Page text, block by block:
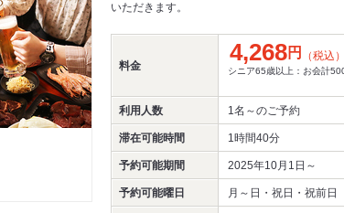
いただきます。
料金 4,268円 （税込）
シニア65歳以上：お会計
利用人数 1名～のご予約
滞在可能時間 1時間40分
予約可能期間 2025年10月1日～
予約可能曜日 月～日・祝日・祝前日